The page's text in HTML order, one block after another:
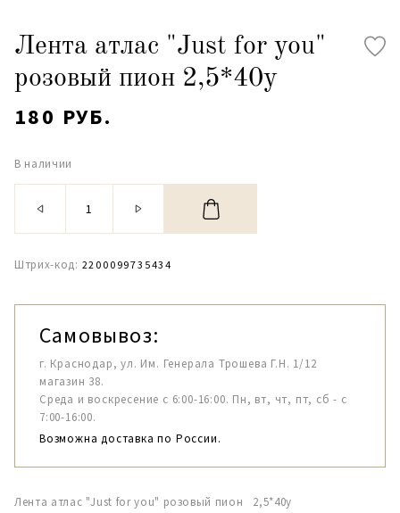
Лента атлас "Just for you"
розовый пион 2,5*40y
180 РУБ.
В наличии
Штрих-код: 2200099735434
Самовывоз:
г. Краснодар, ул. Им. Генерала Трошева Г.Н. 1/12
магазин 38.
Среда и воскресение с 6:00-16:00. Пн, вт, чт, пт, сб - с
7:00-16:00.
Возможна доставка по России.
Лента атлас "Just for you" розовый пион 2,5*40y